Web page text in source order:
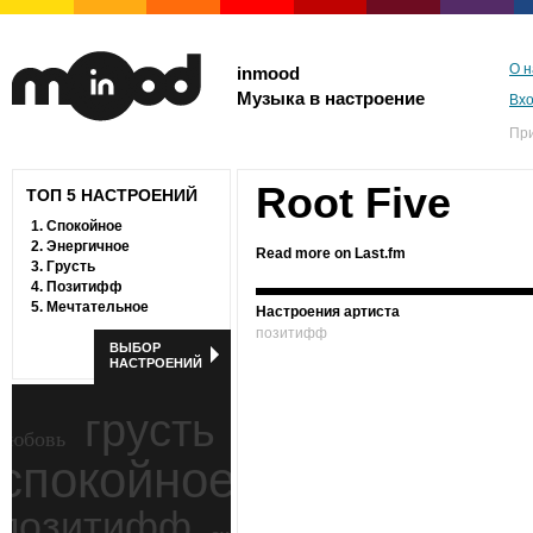
inmood
Музыка в настроение
О
ТОП 5 НАСТРОЕНИЙ
1. Спокойное
2. Энергичное
3. Грусть
4. Позитифф
5. Мечтательное
ВЫБОР
НАСТРОЕНИЙ
грусть
Root Five
Read more on Last.fm
Настроения артиста
позитифф